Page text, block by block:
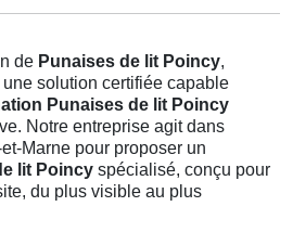
de Punaises de lit Poincy,
solution certifiée capable
Punaises de lit Poincy
Notre entreprise agit dans
Marne pour proposer un
lit Poincy spécialisé, conçu pour
du plus visible au plus